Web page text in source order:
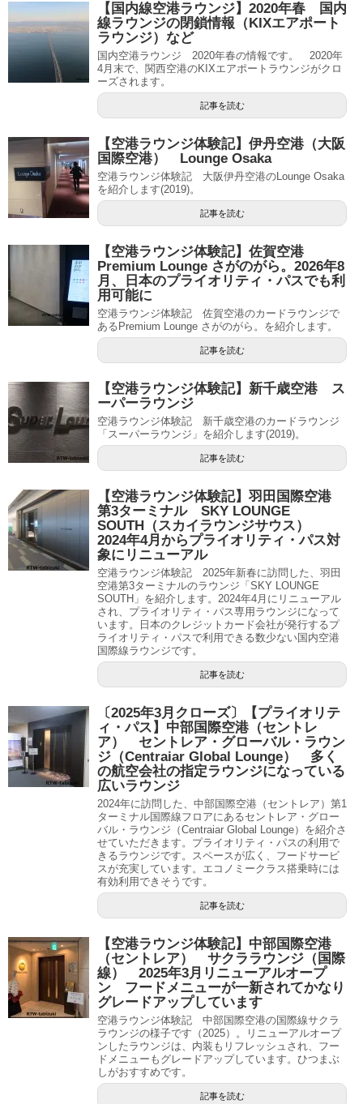
【国内線空港ラウンジ】2020年春 国内
線ラウンジの閉鎖情報（KIXエアポート
ラウンジ）など
国内空港ラウンジ 2020年春の情報です。 2020年
4月末で、関西空港のKIXエアポートラウンジがクロ
ーズされます。
記事を読む
【空港ラウンジ体験記】伊丹空港（大阪
国際空港） Lounge Osaka
空港ラウンジ体験記 大阪伊丹空港のLounge Osaka
を紹介します(2019)。
記事を読む
【空港ラウンジ体験記】佐賀空港
Premium Lounge さがのがら。2026年8
月、日本のプライオリティ・パスでも利
用可能に
空港ラウンジ体験記 佐賀空港のカードラウンジで
あるPremium Lounge さがのがら。を紹介します。
記事を読む
【空港ラウンジ体験記】新千歳空港 ス
ーパーラウンジ
空港ラウンジ体験記 新千歳空港のカードラウンジ
「スーパーラウンジ」を紹介します(2019)。
記事を読む
【空港ラウンジ体験記】羽田国際空港
第3ターミナル SKY LOUNGE
SOUTH（スカイラウンジサウス）
2024年4月からプライオリティ・パス対
象にリニューアル
空港ラウンジ体験記 2025年新春に訪問した、羽田
空港第3ターミナルのラウンジ「SKY LOUNGE
SOUTH」を紹介します。2024年4月にリニューアル
され、プライオリティ・パス専用ラウンジになって
います。日本のクレジットカード会社が発行するプ
ライオリティ・パスで利用できる数少ない国内空港
国際線ラウンジです。
記事を読む
〔2025年3月クローズ〕【プライオリテ
ィ・パス】中部国際空港（セントレ
ア） セントレア・グローバル・ラウン
ジ（Centraiar Global Lounge） 多く
の航空会社の指定ラウンジになっている
広いラウンジ
2024年に訪問した、中部国際空港（セントレア）第1
ターミナル国際線フロアにあるセントレア・グロー
バル・ラウンジ（Centraiar Global Lounge）を紹介さ
せていただきます。プライオリティ・パスの利用で
きるラウンジです。スペースが広く、フードサービ
スが充実しています。エコノミークラス搭乗時には
有効利用できそうです。
記事を読む
【空港ラウンジ体験記】中部国際空港
（セントレア） サクララウンジ（国際
線） 2025年3月リニューアルオープ
ン フードメニューが一新されてかなり
グレードアップしています
空港ラウンジ体験記 中部国際空港の国際線サクラ
ラウンジの様子です（2025）。リニューアルオープ
ンしたラウンジは、内装もリフレッシュされ、フー
ドメニューもグレードアップしています。ひつまぶ
しがおすすめです。
記事を読む